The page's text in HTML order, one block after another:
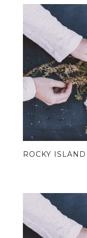
COURS DE
QUI SUIS-JE ?
CONDITIONS
ROCKY ISLAND